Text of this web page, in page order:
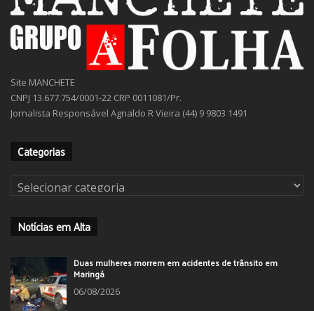
Site MANCHETE
CNPJ 13.677.754/0001-22 CRP 0011081/Pr.
Jornalista Responsável Agnaldo R Vieira (44) 9 9803 1491
Categorias
Categorias
Notícias em Alta
Duas mulheres morrem em acidentes de trânsito em
Maringá
06/08/2026